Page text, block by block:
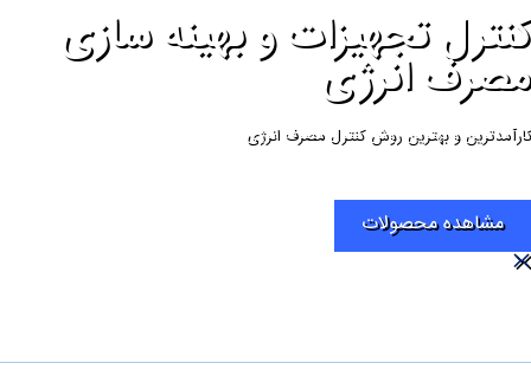
کنترل تجهیزات و بهینه سازی
مصرف انرژی
کارآمدترین و بهترین روش کنترل مصرف انرژی
مشاهده محصولات